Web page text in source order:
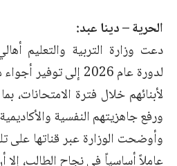
الحرية – دينا عبد:
دعت وزارة التربية والتعليم
لدورة عام 2026 إلى
لأبنائهم خلال فترة الامتحانات،
ورفع جاهزيتهم النفسية
وأوضحت الوزارة عبر قناتها على